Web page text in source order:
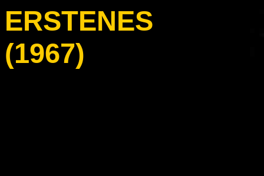
ERSTENES
(1967)